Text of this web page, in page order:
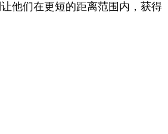
他们在更短的距离范围内，获得